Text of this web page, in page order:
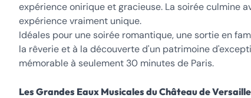
expérience onirique et gracieuse. La soirée culmine
expérience vraiment unique.
Idéales pour une soirée romantique, une sortie en
la rêverie et à la découverte d'un patrimoine
mémorable à seulement 30 minutes de Paris.
Les Grandes Eaux Musicales du Château de